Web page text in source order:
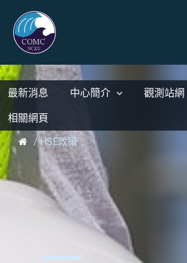
最新消息 中心簡介 觀測站網
相關網頁
/ HSE政策